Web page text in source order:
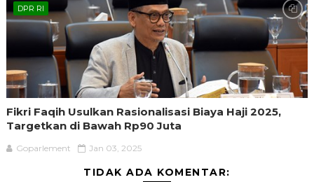
DPR RI
Fikri Faqih Usulkan Rasionalisasi Biaya Haji 2025,
Targetkan di Bawah Rp90 Juta
Goparlement Jan 03, 2025
TIDAK ADA KOMENTAR: